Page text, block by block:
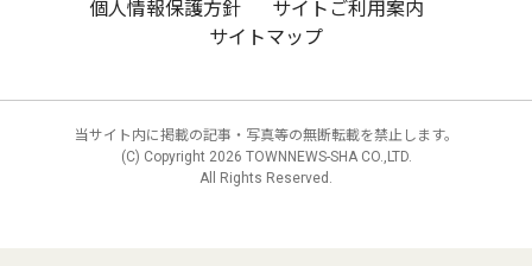
個人情報保護方針
サイトご利用案内
サイトマップ
当サイト内に掲載の記事・写真等の無断転載を禁止します。
(C) Copyright 2026 TOWNNEWS-SHA CO.,LTD.
All Rights Reserved.